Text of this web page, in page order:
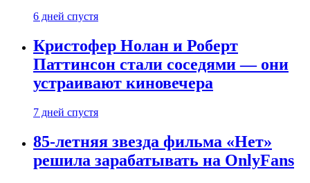
6 дней спустя
Кристофер Нолан и Роберт
Паттинсон стали соседями — они
устраивают киновечера
7 дней спустя
85-летняя звезда фильма «Нет»
решила зарабатывать на OnlyFans